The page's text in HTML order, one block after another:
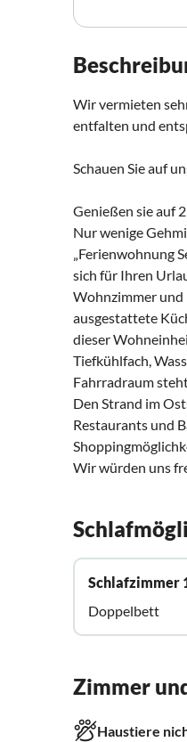
Wir vermieten
entfalten und
Schauen Sie auf
Genießen sie auf
Nur wenige
„Ferienwohnung
sich für Ihren
Wohnzimmer und
ausgestattete
dieser
Tiefkühlfach,
Fahrradraum
Den Strand im
Restaurants und
Wir würden uns
Schlafzimmer
Doppelbett
Zimmer
Haustiere